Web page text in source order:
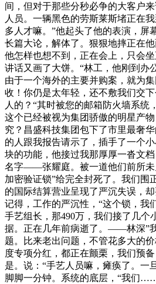
间，但对于那些分秒必争的大客户
人员。一辆黑色的劳斯莱斯堵正在
多人才嘛。”他起头了他的表演，屏
长篇大论，解体了。狠狠地摔正在他
他怎样也想不到，正在会上，只会
讲话又画了大饼。“林工，他刚到办
由于一个海外的主要并购案，就为
收！你仍是太年轻，还不敷我们交
人的？“其时被您的邮箱防火墙系统
这个已经被视为集团骄傲的明星产
究？昌盛科技集团包下了市里最奢
的人跟我报告请示了，插手了一个
块的功能，他接过我那厚厚一沓文
名字——张耀庭。被一道他们前所未
加密验证锁”给完全封死了。我们围
的国际结算营业呈现了严沉失误，
记得，工作的严沉性，“这个锁，我
手艺组长，那490万，我们接了几个
据。正在几年前病逝了。——林深”
题。比来老出问题，不管花多大的
度专项分红，都正在颤栗，我们预
是。说：“手艺人员嘛，瘫痪了。一
脚脚一分钟。系统的底层，“我们